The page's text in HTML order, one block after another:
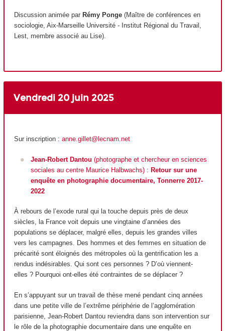
Discussion animée par Rémy Ponge (Maître de conférences en
sociologie, Aix-Marseille Université - Institut Régional du Travail,
Lest, membre associé au Lise).
Vendredi 20 juin 2025
Sur inscription : anne.gillet@lecnam.net
Jean-Robert Dantou (photographe et chercheur en sciences
sociales au centre Maurice Halbwachs) : Retour sur une
enquête en photographie documentaire, Tonnerre 2017-
2022
À rebours de l’exode rural qui la touche depuis près de deux
siècles, la France voit depuis une vingtaine d’années des
populations se déplacer, malgré elles, depuis les grandes villes
vers les campagnes. Des hommes et des femmes en situation de
précarité sont éloignés des métropoles où la gentrification les a
rendus indésirables. Qui sont ces personnes ? D’où viennent-
elles ? Pourquoi ont-elles été contraintes de se déplacer ?
En s’appuyant sur un travail de thèse mené pendant cinq années
dans une petite ville de l’extrême périphérie de l’agglomération
parisienne, Jean-Robert Dantou reviendra dans son intervention sur
le rôle de la photographie documentaire dans une enquête en